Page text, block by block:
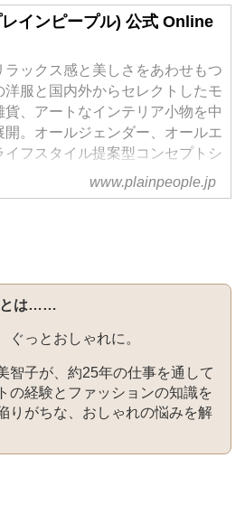
インピープル) 公式 Online
ックス感と美しさをあわせもつ
服と国内外からセレクトしたモ
、アートなインテリア小物を中
。オールジェンダー、オールエ
イフスタイル提案型コンセプトシ
www.plainpeople.jp
とは……
ぐっとおしゃれに。
智子が、約25年の仕事を通して
の経験とファッションの知識を
りがちな、おしゃれの悩みを解